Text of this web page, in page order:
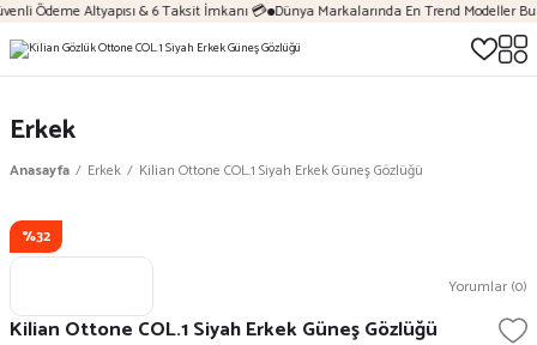
Ödeme Altyapısı & 6 Taksit İmkanı 💳 Dünya Markalarında En Trend Modeller
Erkek
Anasayfa Erkek Kilian Ottone COL.1 Siyah Erkek Güneş Gözlüğü
%32
Yorumlar (0)
Kilian Ottone COL.1 Siyah Erkek Güneş Gözlüğü